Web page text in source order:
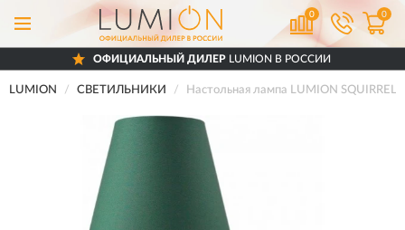
0 0
ОФИЦИАЛЬНЫЙ ДИЛЕР LUMION В РОССИИ
LUMION СВЕТИЛЬНИКИ Настольная лампа LUMION